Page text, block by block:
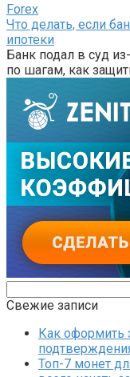
Forex
Что делать, если
ипотеки
Банк подал в суд
по шагам, как
Свежие записи
Как оформить
Топ-7 монет